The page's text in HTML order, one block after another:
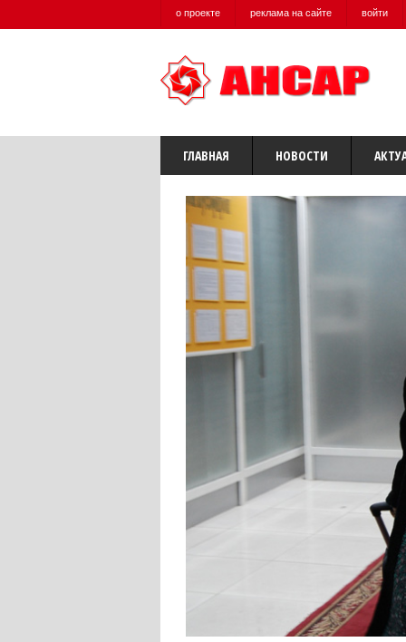
о проекте реклама на сайте войти
ГЛАВНАЯ НОВОСТИ